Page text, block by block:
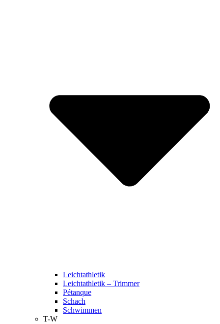
Leichtathletik
Leichtathletik – Trimmer
Pétanque
Schach
Schwimmen
T-W